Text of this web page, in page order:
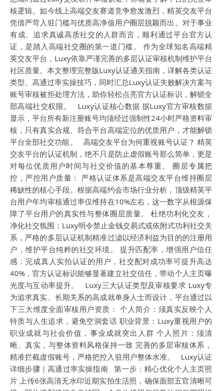
核逻辑。如今线上高端交友赛道竞争愈发激烈，精英交友平台
凭借严苛入驻门槛与优质高净值用户圈层脱颖而出。对于事业
有成、追求真诚高质社交的人群而言，顺利通过平台官方认
证，是踏入高端社交圈的第一道门槛。 作为全球知名高端精
英交友平台，Luxy依靠严谨完善的多层认证审核机制维护平台
社区质量。本文整理完整版Luxy认证通关指南，详解各类认证
类型、高通过率实操技巧，同时汇总Luxy认证失败解决方案与
账号审核被拒处理方法，助你轻松点亮官方认证标识，解锁全
部高端社交权限。 Luxy认证核心数据 据Luxy官方审核数据
显示，平台所有新注册账号均须经过强制性24小时严格资料审
核，只有真实合规、符合平台高端定位的优质用户，才能解锁
平台全部社交功能。 高端交友平台为何重视账号认证？ 精英
交友平台的认证机制，绝不只是防止虚假账号那么简单，更是
对每位优质用户时间与社交价值的基本尊重。 圈层专属把
控，严控用户质量： 严格认证体系是高端交友平台维持圈层
稀缺性的核心手段。根据高端约会市场行业分析，顶级精英平
台用户年均审核通过率仅维持在10%左右，这一数字从根源保
障了平台用户的真实性与整体圈层质量。 杜绝功利化交友，
净化社交氛围：Luxy明令禁止金钱交易式或依附式功利社交关
系，严格的多层认证机制精准过滤以经济利益为目的的注册用
户，维护平台纯粹的社交环境。 提升匹配率，增强用户信任
感：完成真人实拍认证的用户，社交配对成功率可提升高达
40%，官方认证标识能够显著建立社交信任，带动个人主页曝
光度与互动率提升。 Luxy三大认证类型及审核要求 Luxy专
为追求真实、长期关系的高成就单身人士而设计，平台通过以
下三大维度全面审核用户资质： 个人简介：须真实反映个人
特质与人生追求，避免空洞套话 职业背景：Luxy重视用户的
职业成就与社会价值，事业成就突出人群 个人照片：须清
晰、真实，与整体资料风格保持一致 完善的多层审核体系，
精准拦截虚假账号，严格把控入驻用户整体水准。 Luxy认证
详细步骤｜高通过率实操指南 第一步：精心优化个人主页照
片 上传6张高清无水印近期实拍生活照，确保面部五官清晰可